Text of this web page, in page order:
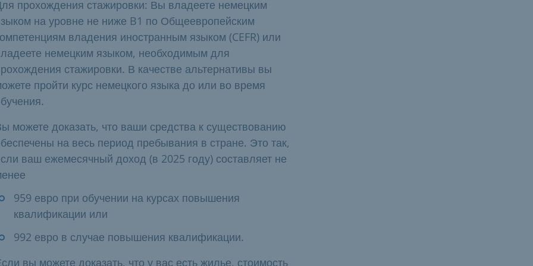
прохождения стажировки: Вы владеете немецким
на уровне не ниже B1 по Общеевропейским
владения иностранным языком (CEFR) или
немецким языком, необходимым для
стажировки. В качестве альтернативы вы
пройти курс немецкого языка до или во время
можете доказать, что ваши средства к существованию
на весь период пребывания в стране. Это так,
ваш ежемесячный доход (в 2025 году) составляет не
959 евро при обучении на курсах повышения
квалификации или
992 евро в случае повышения квалификации.
вы можете доказать, что у вас есть жилье, стоимость